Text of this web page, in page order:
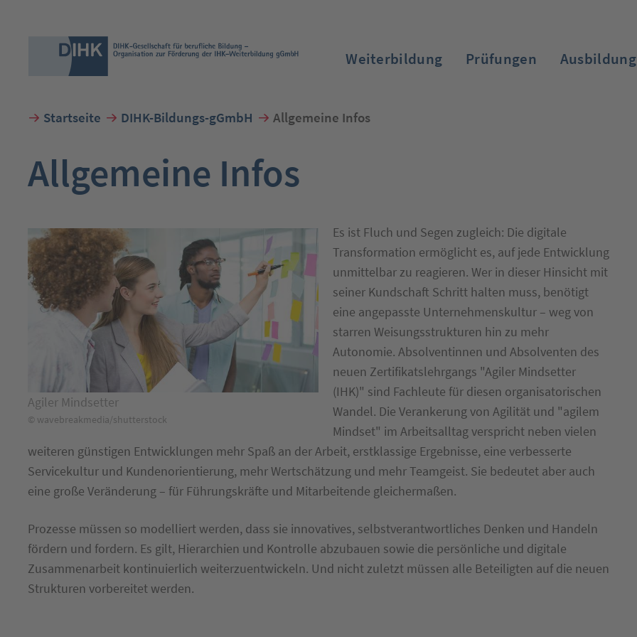
Weiterbildung Prüfungen Ausbildung
Suchbegriff eingeben
Startseite DIHK-Bildungs-gGmbH Allgemeine Infos
Allgemeine Infos
Agiler Mindsetter
© wavebreakmedia/shutterstock
Es ist Fluch und Segen zugleich: Die digitale
Transformation ermöglicht es, auf jede Entwicklung
unmittelbar zu reagieren. Wer in dieser Hinsicht mit
seiner Kundschaft Schritt halten muss, benötigt
eine angepasste Unternehmenskultur – weg von
starren Weisungsstrukturen hin zu mehr
Autonomie. Absolventinnen und Absolventen des
neuen Zertifikatslehrgangs "Agiler Mindsetter
(IHK)" sind Fachleute für diesen organisatorischen
Wandel. Die Verankerung von Agilität und "agilem
Mindset" im Arbeitsalltag verspricht neben vielen
weiteren günstigen Entwicklungen mehr Spaß an der Arbeit, erstklassige Ergebnisse, eine verbesserte
Servicekultur und Kundenorientierung, mehr Wertschätzung und mehr Teamgeist. Sie bedeutet aber auch
eine große Veränderung – für Führungskräfte und Mitarbeitende gleichermaßen.
Prozesse müssen so modelliert werden, dass sie innovatives, selbstverantwortliches Denken und Handeln
fördern und fordern. Es gilt, Hierarchien und Kontrolle abzubauen sowie die persönliche und digitale
Zusammenarbeit kontinuierlich weiterzuentwickeln. Und nicht zuletzt müssen alle Beteiligten auf die neuen
Strukturen vorbereitet werden.